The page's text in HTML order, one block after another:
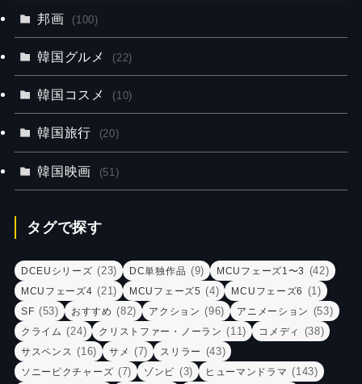
邦画 (100)
韓国グルメ (22)
韓国コスメ (10)
韓国旅行 (20)
韓国映画 (51)
タグで探す
DCEUシリーズ (23) DC単独作品 (9) MCUフェーズ1〜3 (42)
MCUフェーズ4 (21) MCUフェーズ5 (4) MCUフェーズ6 (1)
SF (53) おすすめ (82) アクション (96) アニメーション (53)
クライム (24) クリストファー・ノーラン (11) コメディ (38)
サスペンス (16) サメ (7) スリラー (43)
ソニーピクチャーズ (7) ゾンビ (3) ヒューマンドラマ (143)